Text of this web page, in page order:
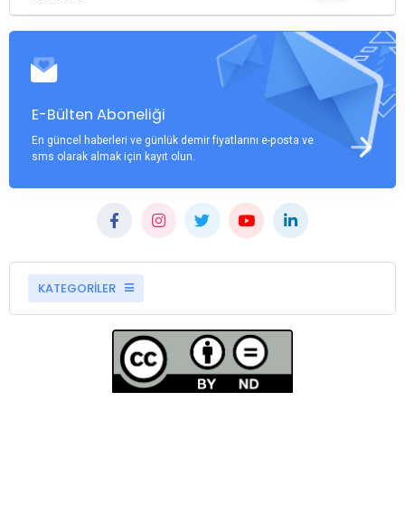
E-Bülten Aboneliği
En güncel haberleri ve günlük demir fiyatlarını e-posta ve
sms olarak almak için kayıt olun.
KATEGORİLER